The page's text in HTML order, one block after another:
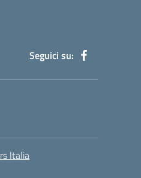
Seguici su:
Italia